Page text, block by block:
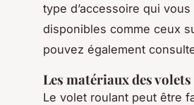
type d’accessoire qui
disponibles comme ceux
pouvez également
Les matériaux des
Le volet roulant peut être